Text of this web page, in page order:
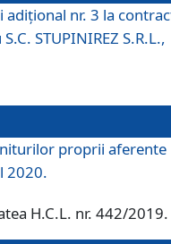
nr. 3 la
STUPINIREZ S.R.L.,
proprii aferente
2020.
H.C.L. nr. 442/2019.